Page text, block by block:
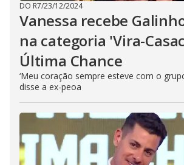
DO R7/23/12/2024
Vanessa recebe
na categoria 'Vira-
Última Chance
‘Meu coração sempre esteve com o
disse a ex-peoa